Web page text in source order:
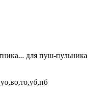
для пуш-пульника